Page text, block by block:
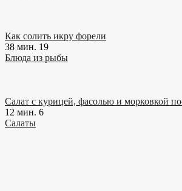
Как солить икру форели
38 мин. 19
Блюда из рыбы
Салат с курицей, фасолью и морковкой
12 мин. 6
Салаты